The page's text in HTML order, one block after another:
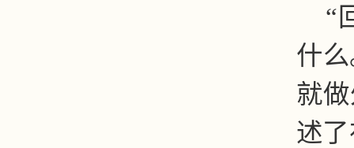
“
什
就
述